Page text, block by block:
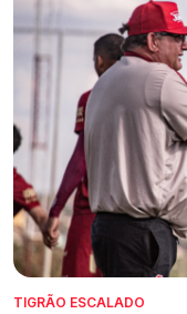
TIGRÃO ESCALADO